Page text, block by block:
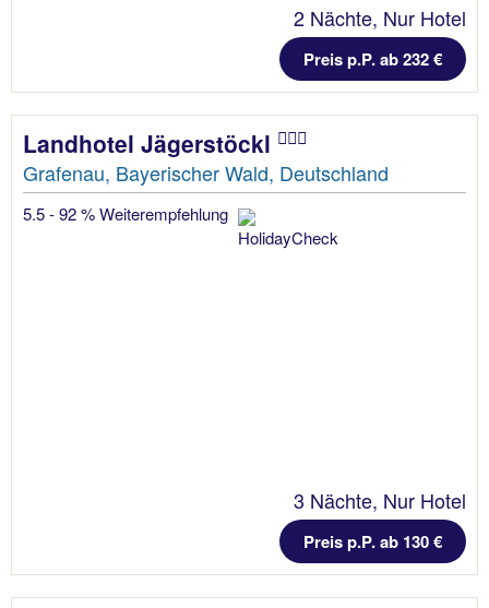
2 Nächte, Nur Hotel
Preis p.P. ab 232 €
Landhotel Jägerstöckl
Grafenau, Bayerischer Wald, Deutschland
5.5 - 92 % Weiterempfehlung
3 Nächte, Nur Hotel
Preis p.P. ab 130 €